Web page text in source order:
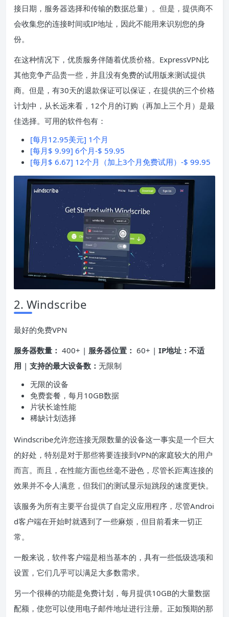
接日期，服务器选择和传输的数据总量）。但是，提供商不
会收集您的连接时间或IP地址，因此不能用来识别您的身
份。
在这种情况下，优质服务伴随着优质价格。ExpressVPN比
其他竞争产品贵一些，并且没有免费的试用版来测试提供
商。但是，有30天的退款保证可以保证，在提供的三个价格
计划中，从长远来看，12个月的订购（再加上三个月）是最
佳选择。可用的软件包有：
[每月12.95美元] 1个月
[每月$ 9.99] 6个月-$ 59.95
[每月$ 6.67] 12个月（加上3个月免费试用）-$ 99.95
2. Windscribe
最好的免费VPN
服务器数量： 400+ | 服务器位置： 60+ | IP地址：不适
用 | 支持的最大设备数： 无限制
无限的设备
免费套餐，每月10GB数据
片状长途性能
稀缺计划选择
Windscribe允许您连接无限数量的设备这一事实是一个巨大
的好处，特别是对于那些将要连接到VPN的家庭较大的用户
而言。而且，在性能方面也丝毫不逊色，尽管长距离连接的
效果并不令人满意，但我们的测试显示短跳段的速度更快。
该服务为所有主要平台提供了自定义应用程序，尽管Androi
d客户端在开始时就遇到了一些麻烦，但目前看来一切正
常。
一般来说，软件客户端是相当基本的，具有一些低级选项和
设置，它们几乎可以满足大多数需求。
另一个很棒的功能是免费计划，每月提供10GB的大量数据
配额，使您可以使用电子邮件地址进行注册。正如预期的那